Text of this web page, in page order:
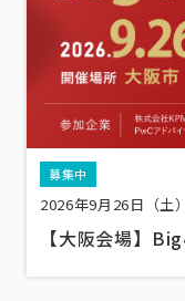
募集中
2026年9月26日（土
【大阪会場】